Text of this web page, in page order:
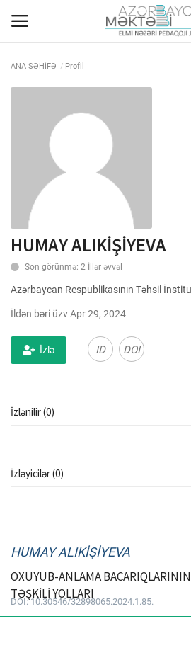
HAQQIMIZDA
REDAKSİYA HEYƏTİ
MÜƏLLİFLƏR ÜÇÜN TƏLİMAT
ARXİV
QALEREYA
ƏLAQƏ
Azerbaijani
ANA SƏHİFƏ Profil
HUMAY ALIKİŞİYEVA
Son görünmə: 2 İllər əvvəl
Azərbaycan Respublikasının Təhsil
İldən bəri üzv Apr 29, 2024
İzlə ID DOI
İzlənilir (0)
İzləyicilər (0)
HUMAY ALIKİŞİYEVA
OXUYUB-ANLAMA
TƏŞKİLİ YOLLARI
DOI: 10.30546/32898065.2024.1.85.